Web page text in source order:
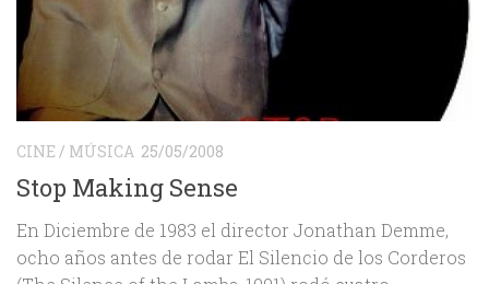
CINE / MÚSICA 25/05/2008
Stop Making Sense
En Diciembre de 1983 el director Jonathan Demme,
ocho años antes de rodar El Silencio de los Corderos